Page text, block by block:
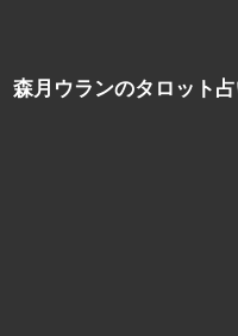
森月ウランのタロット